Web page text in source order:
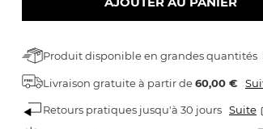
Produit disponible en grandes quantités
Livraison gratuiteà partir de60,00 €
Retours pratiques jusqu'à 30 jours Suite